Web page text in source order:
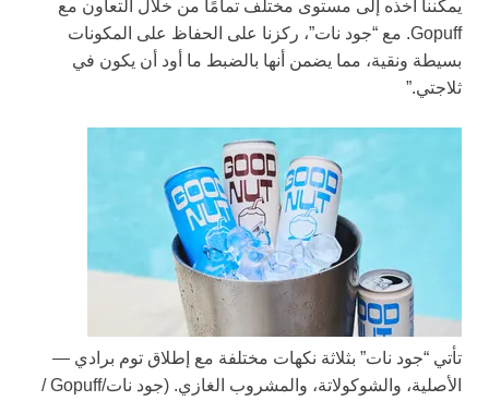
يمكننا أخذه إلى مستوى مختلف تمامًا من خلال التعاون مع
Gopuff. مع “جود نات”، ركزنا على الحفاظ على المكونات
بسيطة ونقية، مما يضمن أنها بالضبط ما أود أن يكون في
ثلاجتي.”
تأتي “جود نات” بثلاثة نكهات مختلفة مع إطلاق توم برادي —
الأصلية، والشوكولاتة، والمشروب الغازي.
(جود نات/Gopuff /